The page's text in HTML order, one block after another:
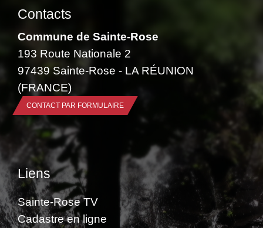
Contacts
Commune de Sainte-Rose
193 Route Nationale 2
97439 Sainte-Rose - LA RÉUNION
(FRANCE)
CONTACT PAR FORMULAIRE
Liens
Sainte-Rose TV
Cadastre en ligne